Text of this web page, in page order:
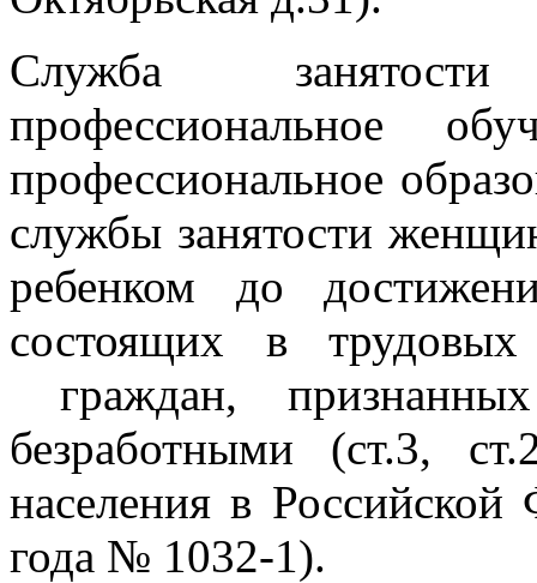
Служба
профессиональное
профессиональное
службы занятости
ребенком до
состоящих в
граждан,
безработными (ст.3,
населения в
года № 1032-1).